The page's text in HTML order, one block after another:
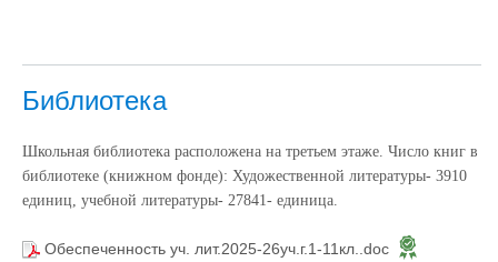
Библиотека
Школьная библиотека расположена на третьем этаже. Число книг в
библиотеке (книжном фонде): Художественной литературы- 3910
единиц, учебной литературы- 27841- единица.
Обеспеченность уч. лит.2025-26уч.г.1-11кл..doc